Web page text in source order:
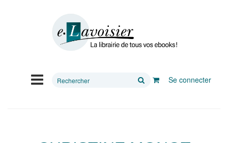
Rechercher
Se connecter